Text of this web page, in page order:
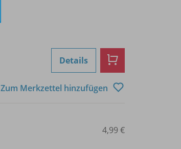
Details
Zum Merkzettel hinzufügen
4,99 €